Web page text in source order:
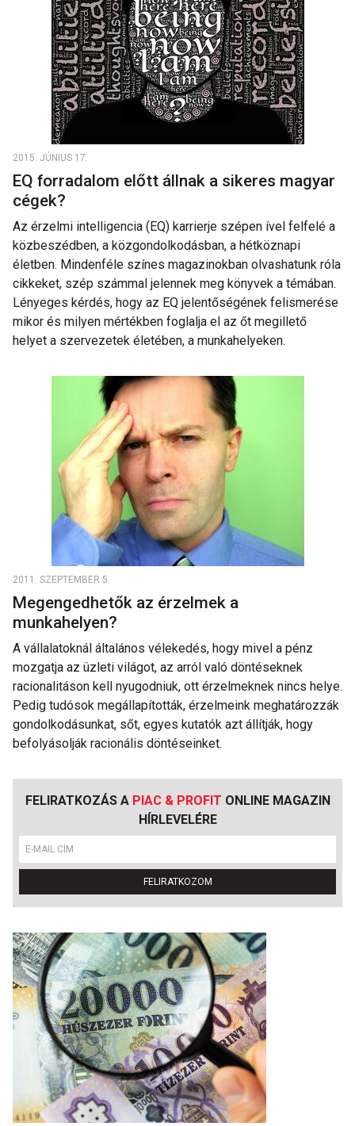
2015. JÚNIUS 17.
EQ forradalom előtt állnak a sikeres magyar
cégek?
Az érzelmi intelligencia (EQ) karrierje szépen ível felfelé a
közbeszédben, a közgondolkodásban, a hétköznapi
életben. Mindenféle színes magazinokban olvashatunk róla
cikkeket, szép számmal jelennek meg könyvek a témában.
Lényeges kérdés, hogy az EQ jelentőségének felismerése
mikor és milyen mértékben foglalja el az őt megillető
helyet a szervezetek életében, a munkahelyeken.
2011. SZEPTEMBER 5.
Megengedhetők az érzelmek a
munkahelyen?
A vállalatoknál általános vélekedés, hogy mivel a pénz
mozgatja az üzleti világot, az arról való döntéseknek
racionalitáson kell nyugodniuk, ott érzelmeknek nincs helye.
Pedig tudósok megállapították, érzelmeink meghatározzák
gondolkodásunkat, sőt, egyes kutatók azt állítják, hogy
befolyásolják racionális döntéseinket.
FELIRATKOZÁS A PIAC & PROFIT ONLINE MAGAZIN
HÍRLEVELÉRE
FELIRATKOZOM